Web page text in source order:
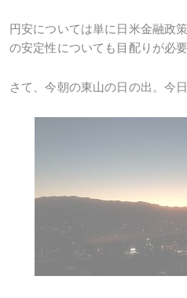
円安については単に日米金融政
の安定性についても目配りが必要
さて、今朝の東山の日の出。今